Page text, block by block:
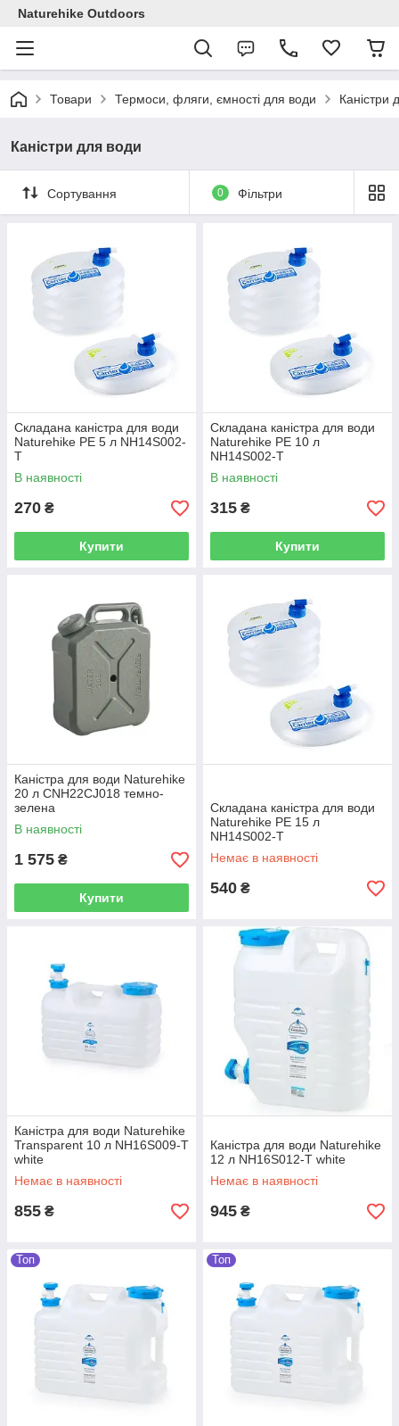
Naturehike Outdoors
Товари Термоси, фляги, ємності для води Каністри
Каністри для води
Сортування 0 Фільтри
Складана каністра для води
Naturehike РЕ 5 л NH14S002-
T
В наявності
270 ₴
Купити
Складана каністра для води
Naturehike РЕ 10 л
NH14S002-T
В наявності
315 ₴
Купити
Каністра для води Naturehike
20 л CNH22CJ018 темно-
зелена
В наявності
1 575 ₴
Купити
Складана каністра для води
Naturehike РЕ 15 л
NH14S002-T
Немає в наявності
540 ₴
Каністра для води Naturehike
Transparent 10 л NH16S009-T
white
Немає в наявності
855 ₴
Каністра для води Naturehike
12 л NH16S012-T white
Немає в наявності
945 ₴
Топ Топ